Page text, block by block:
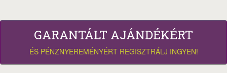
GARANTÁLT AJÁNDÉKÉRT
ÉS PÉNZNYEREMÉNYÉRT REGISZTRÁLJ INGYEN!